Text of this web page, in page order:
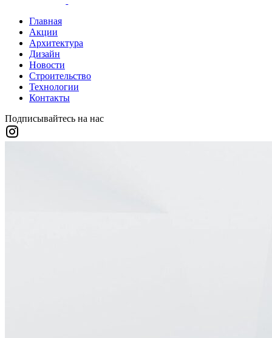
Главная
Акции
Архитектура
Дизайн
Новости
Строительство
Технологии
Контакты
Подписывайтесь на нас